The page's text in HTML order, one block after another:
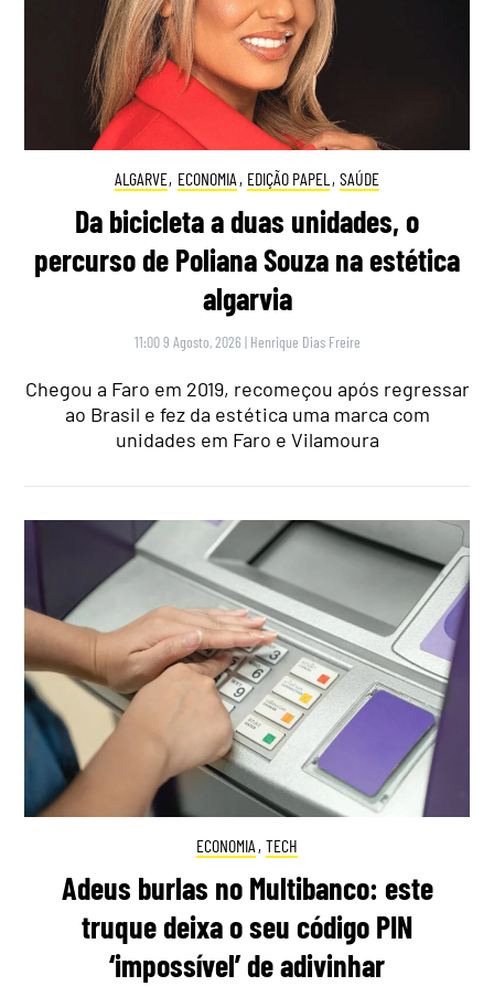
ALGARVE, ECONOMIA , EDIÇÃO PAPEL , SAÚDE
Da bicicleta a duas unidades, o
percurso de Poliana Souza na estética
algarvia
11:00 9 Agosto, 2026 | Henrique Dias Freire
Chegou a Faro em 2019, recomeçou após regressar
ao Brasil e fez da estética uma marca com
unidades em Faro e Vilamoura
ECONOMIA , TECH
Adeus burlas no Multibanco: este
truque deixa o seu código PIN
‘impossível’ de adivinhar